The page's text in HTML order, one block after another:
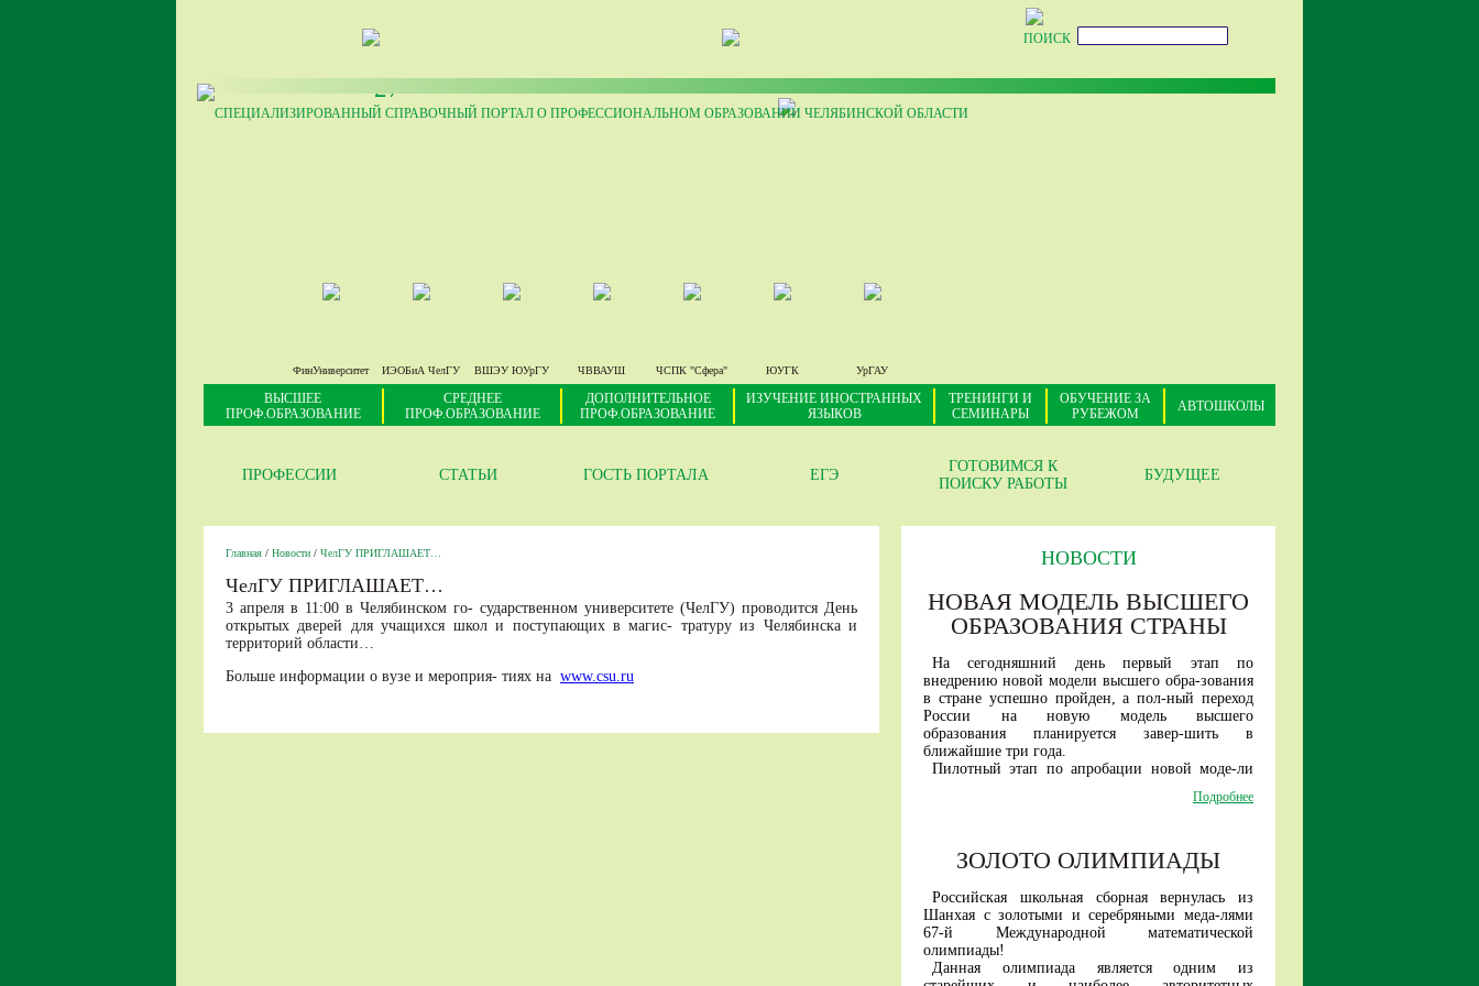
27
ПОИСК
СПЕЦИАЛИЗИРОВАННЫЙ СПРАВОЧНЫЙ ПОРТАЛ О ПРОФЕССИОНАЛЬНОМ ОБРАЗОВАНИИ ЧЕЛЯБИНСКОЙ ОБЛАСТИ
ФинУниверситет ИЭОБиА ЧелГУ ВШЭУ ЮУрГУ ЧВВАУШ ЧСПК "Сфера" ЮУГК УрГАУ
ВЫСШЕЕ
ПРОФ.ОБРАЗОВАНИЕ
СРЕДНЕЕ
ПРОФ.ОБРАЗОВАНИЕ
ДОПОЛНИТЕЛЬНОЕ
ПРОФ.ОБРАЗОВАНИЕ
ИЗУЧЕНИЕ ИНОСТРАННЫХ
ЯЗЫКОВ
ТРЕНИНГИ И
СЕМИНАРЫ
ОБУЧЕНИЕ ЗА
РУБЕЖОМ
АВТОШКОЛЫ
ПРОФЕССИИ СТАТЬИ ГОСТЬ ПОРТАЛА ЕГЭ
ГОТОВИМСЯ К
ПОИСКУ РАБОТЫ
БУДУЩЕЕ
Главная / Новости / ЧелГУ ПРИГЛАШАЕТ…
ЧелГУ ПРИГЛАШАЕТ…
3 апреля в 11:00 в Челябинском го- сударственном университете (ЧелГУ) проводится День
открытых дверей для учащихся школ и поступающих в магис- тратуру из Челябинска и
территорий области…
Больше информации о вузе и мероприя- тиях на www.csu.ru
НОВОСТИ
НОВАЯ МОДЕЛЬ ВЫСШЕГО
ОБРАЗОВАНИЯ СТРАНЫ
На сегодняшний день первый этап по
внедрению новой модели высшего обра-зования
в стране успешно пройден, а пол-ный переход
России на новую модель высшего
образования планируется завер-шить в
ближайшие три года.
Пилотный этап по апробации новой моде-ли
Первыми в проект вошли шесть ведущих
им. Канта, МПГУ.
С января текущего года в эксперименте
участвуют уже 17 вузов.
А первые шесть вузов проекта в этому году
будут принимать студентов уже только на новые
образовательные про-граммы.
В основе новой модели высшего образо-вания
России обучение студента в один этап (быть
Подробнее
ЗОЛОТО ОЛИМПИАДЫ
Российская школьная сборная вернулась из
Шанхая с золотыми и серебряными меда-лями
67-й Международной математической
олимпиады!
Данная олимпиада является одним из